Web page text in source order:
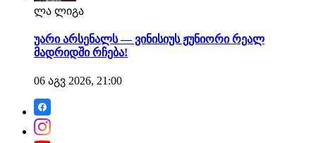
ლა ლიგა
უარი არსენალს — ვინისიუს ჟუნიორი რეალ
მადრიდში რჩება!
06 აგვ 2026, 21:00